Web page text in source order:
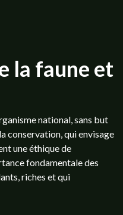
la faune et
national, sans but
conservation, qui envisage
une éthique de
fondamentale des
riches et qui